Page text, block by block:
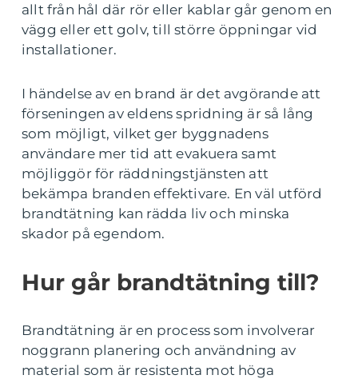
allt från hål där rör eller kablar går genom en
vägg eller ett golv, till större öppningar vid
installationer.
I händelse av en brand är det avgörande att
förseningen av eldens spridning är så lång
som möjligt, vilket ger byggnadens
användare mer tid att evakuera samt
möjliggör för räddningstjänsten att
bekämpa branden effektivare. En väl utförd
brandtätning kan rädda liv och minska
skador på egendom.
Hur går brandtätning till?
Brandtätning är en process som involverar
noggrann planering och användning av
material som är resistenta mot höga